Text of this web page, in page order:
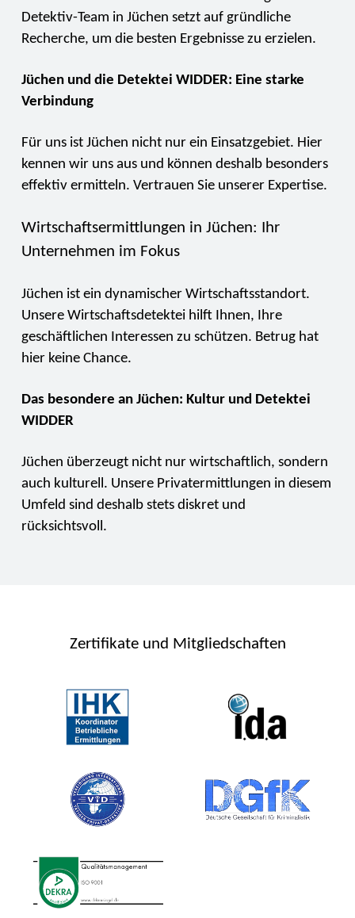
Detektiv-Team in Jüchen setzt auf gründliche
Recherche, um die besten Ergebnisse zu erzielen.
Jüchen und die Detektei WIDDER: Eine starke
Verbindung
Für uns ist Jüchen nicht nur ein Einsatzgebiet. Hier
kennen wir uns aus und können deshalb besonders
effektiv ermitteln. Vertrauen Sie unserer Expertise.
Wirtschaftsermittlungen in Jüchen: Ihr
Unternehmen im Fokus
Jüchen ist ein dynamischer Wirtschaftsstandort.
Unsere Wirtschaftsdetektei hilft Ihnen, Ihre
geschäftlichen Interessen zu schützen. Betrug hat
hier keine Chance.
Das besondere an Jüchen: Kultur und Detektei
WIDDER
Jüchen überzeugt nicht nur wirtschaftlich, sondern
auch kulturell. Unsere Privatermittlungen in diesem
Umfeld sind deshalb stets diskret und
rücksichtsvoll.
Zertifikate und Mitgliedschaften